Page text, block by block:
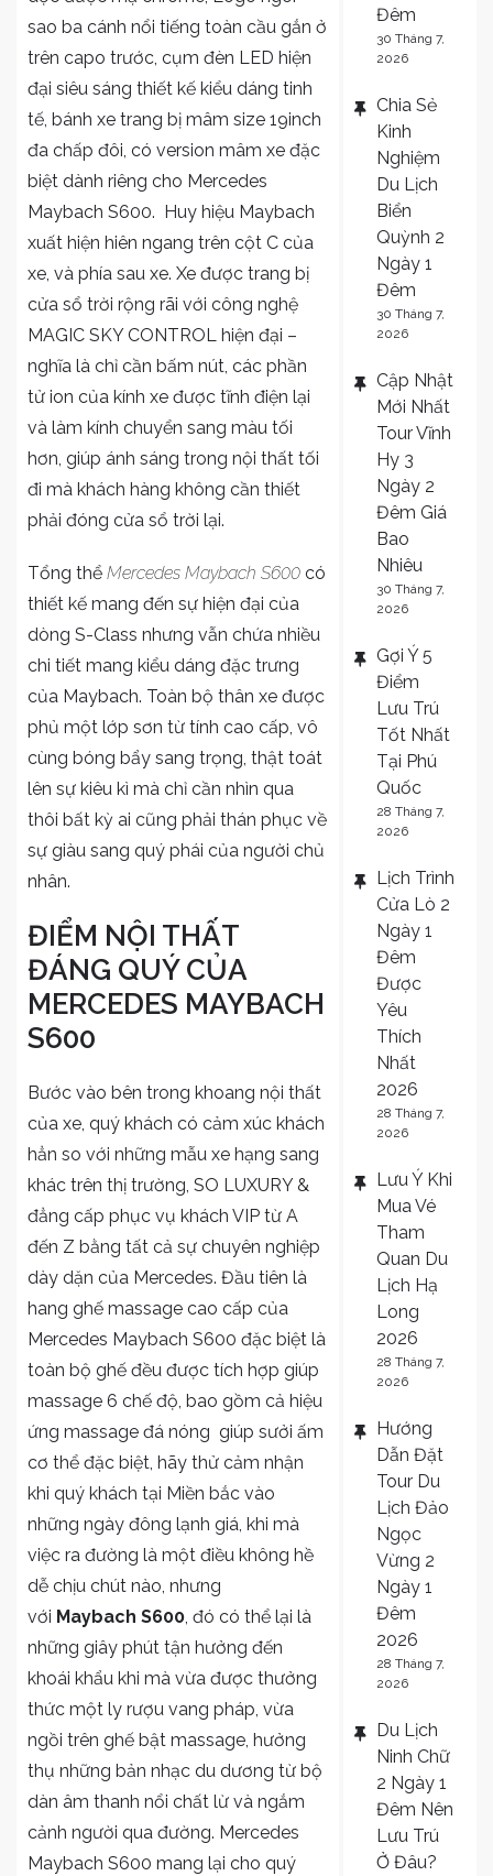
sao ba cánh nổi tiếng toàn cầu gắn ở
trên capo trước, cụm đèn LED hiện
đại siêu sáng thiết kế kiểu dáng tinh
tế, bánh xe trang bị mâm size 19inch
đa chấp đôi, có version mâm xe đặc
biệt dành riêng cho Mercedes
Maybach S600. Huy hiệu Maybach
xuất hiện hiên ngang trên cột C của
xe, và phía sau xe. Xe được trang bị
cửa sổ trời rộng rãi với công nghệ
MAGIC SKY CONTROL hiện đại –
nghĩa là chỉ cần bấm nút, các phần
tử ion của kính xe được tĩnh điện lại
và làm kính chuyển sang màu tối
hơn, giúp ánh sáng trong nội thất tối
đi mà khách hàng không cần thiết
phải đóng cửa sổ trời lại.
Tổng thể Mercedes Maybach S600 có
thiết kế mang đến sự hiện đại của
dòng S-Class nhưng vẫn chứa nhiều
chi tiết mang kiểu dáng đặc trưng
của Maybach. Toàn bộ thân xe được
phủ một lớp sơn từ tính cao cấp, vô
cùng bóng bẩy sang trọng, thật toát
lên sự kiêu kì mà chỉ cần nhìn qua
thôi bất kỳ ai cũng phải thán phục về
sự giàu sang quý phái của người chủ
nhân.
ĐIỂM NỘI THẤT
ĐÁNG QUÝ CỦA
MERCEDES MAYBACH
S600
Bước vào bên trong khoang nội thất
của xe, quý khách có cảm xúc khách
hẳn so với những mẫu xe hạng sang
khác trên thị trường, SO LUXURY &
đẳng cấp phục vụ khách VIP từ A
đến Z bằng tất cả sự chuyên nghiệp
dày dặn của Mercedes. Đầu tiên là
hang ghế massage cao cấp của
Mercedes Maybach S600 đặc biệt là
toàn bộ ghế đều được tích hợp giúp
massage 6 chế độ, bao gồm cả hiệu
ứng massage đá nóng giúp sưởi ấm
cơ thể đặc biệt, hãy thử cảm nhận
khi quý khách tại Miền bắc vào
những ngày đông lạnh giá, khi mà
việc ra đường là một điều không hề
dễ chịu chút nào, nhưng
với Maybach S600, đó có thể lại là
những giây phút tận hưởng đến
khoái khẩu khi mà vừa được thưởng
thức một ly rượu vang pháp, vừa
ngồi trên ghế bật massage, hưởng
thụ những bản nhạc du dương từ bộ
dàn âm thanh nổi chất lừ và ngắm
cảnh người qua đường. Mercedes
Maybach S600 mang lại cho quý
Đêm
30 Tháng 7,
2026
Chia Sẻ
Kinh
Nghiệm
Du Lịch
Biển
Quỳnh 2
Ngày 1
Đêm
30 Tháng 7,
2026
Cập Nhật
Mới Nhất
Tour Vĩnh
Hy 3
Ngày 2
Đêm Giá
Bao
Nhiêu
30 Tháng 7,
2026
Gợi Ý 5
Điểm
Lưu Trú
Tốt Nhất
Tại Phú
Quốc
28 Tháng 7,
2026
Lịch Trình
Cửa Lò 2
Ngày 1
Đêm
Được
Yêu
Thích
Nhất
2026
28 Tháng 7,
2026
Lưu Ý Khi
Mua Vé
Tham
Quan Du
Lịch Hạ
Long
2026
28 Tháng 7,
2026
Hướng
Dẫn Đặt
Tour Du
Lịch Đảo
Ngọc
Vừng 2
Ngày 1
Đêm
2026
28 Tháng 7,
2026
Du Lịch
Ninh Chữ
2 Ngày 1
Đêm Nên
Lưu Trú
Ở Đâu?